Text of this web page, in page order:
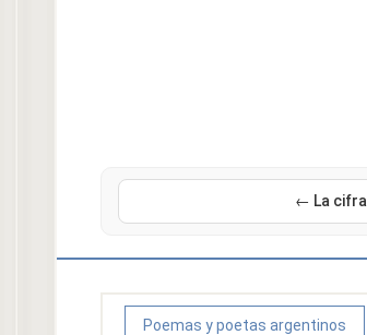
← La cifra
Poemas y poetas argentinos